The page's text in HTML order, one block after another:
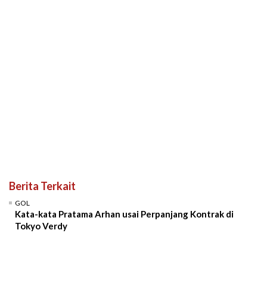
Berita Terkait
GOL
Kata-kata Pratama Arhan usai Perpanjang Kontrak di
Tokyo Verdy